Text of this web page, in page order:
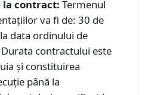
contract: Termenul
va fi de: 30 de
data ordinului de
contractului este
și constituirea
până la